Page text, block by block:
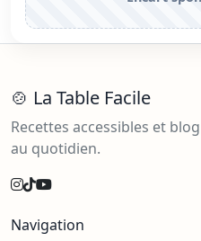
🍲 La Table Facile
Recettes accessibles et
au quotidien.
Navigation